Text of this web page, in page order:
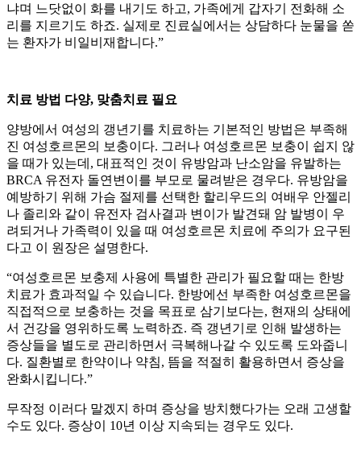
냐며 느닷없이 화를 내기도 하고, 가족에게 갑자기 전화해 소
리를 지르기도 하죠. 실제로 진료실에서는 상담하다 눈물을 쏟
는 환자가 비일비재합니다.”
치료 방법 다양, 맞춤치료 필요
양방에서 여성의 갱년기를 치료하는 기본적인 방법은 부족해
진 여성호르몬의 보충이다. 그러나 여성호르몬 보충이 쉽지 않
을 때가 있는데, 대표적인 것이 유방암과 난소암을 유발하는
BRCA 유전자 돌연변이를 부모로 물려받은 경우다. 유방암을
예방하기 위해 가슴 절제를 선택한 할리우드의 여배우 안젤리
나 졸리와 같이 유전자 검사결과 변이가 발견돼 암 발병이 우
려되거나 가족력이 있을 때 여성호르몬 치료에 주의가 요구된
다고 이 원장은 설명한다.
“여성호르몬 보충제 사용에 특별한 관리가 필요할 때는 한방
치료가 효과적일 수 있습니다. 한방에선 부족한 여성호르몬을
직접적으로 보충하는 것을 목표로 삼기보다는, 현재의 상태에
서 건강을 영위하도록 노력하죠. 즉 갱년기로 인해 발생하는
증상들을 별도로 관리하면서 극복해나갈 수 있도록 도와줍니
다. 질환별로 한약이나 약침, 뜸을 적절히 활용하면서 증상을
완화시킵니다.”
무작정 이러다 말겠지 하며 증상을 방치했다가는 오래 고생할
수도 있다. 증상이 10년 이상 지속되는 경우도 있다.